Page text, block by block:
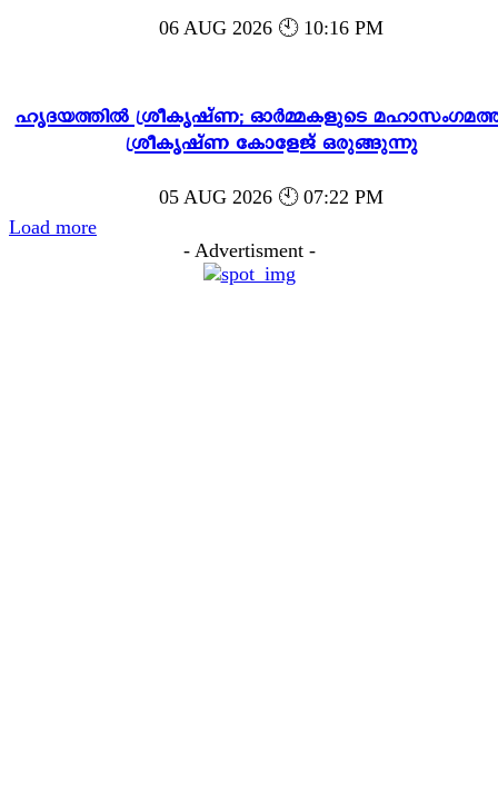
06 AUG 2026 🕙 10:16 PM
ഹൃദയത്തിൽ ശ്രീകൃഷ്ണ; ഓർമ്മകളുടെ
ശ്രീകൃഷ്ണ കോളേജ് ഒരുങ്ങുന്നു
05 AUG 2026 🕙 07:22 PM
Load more
- Advertisment -